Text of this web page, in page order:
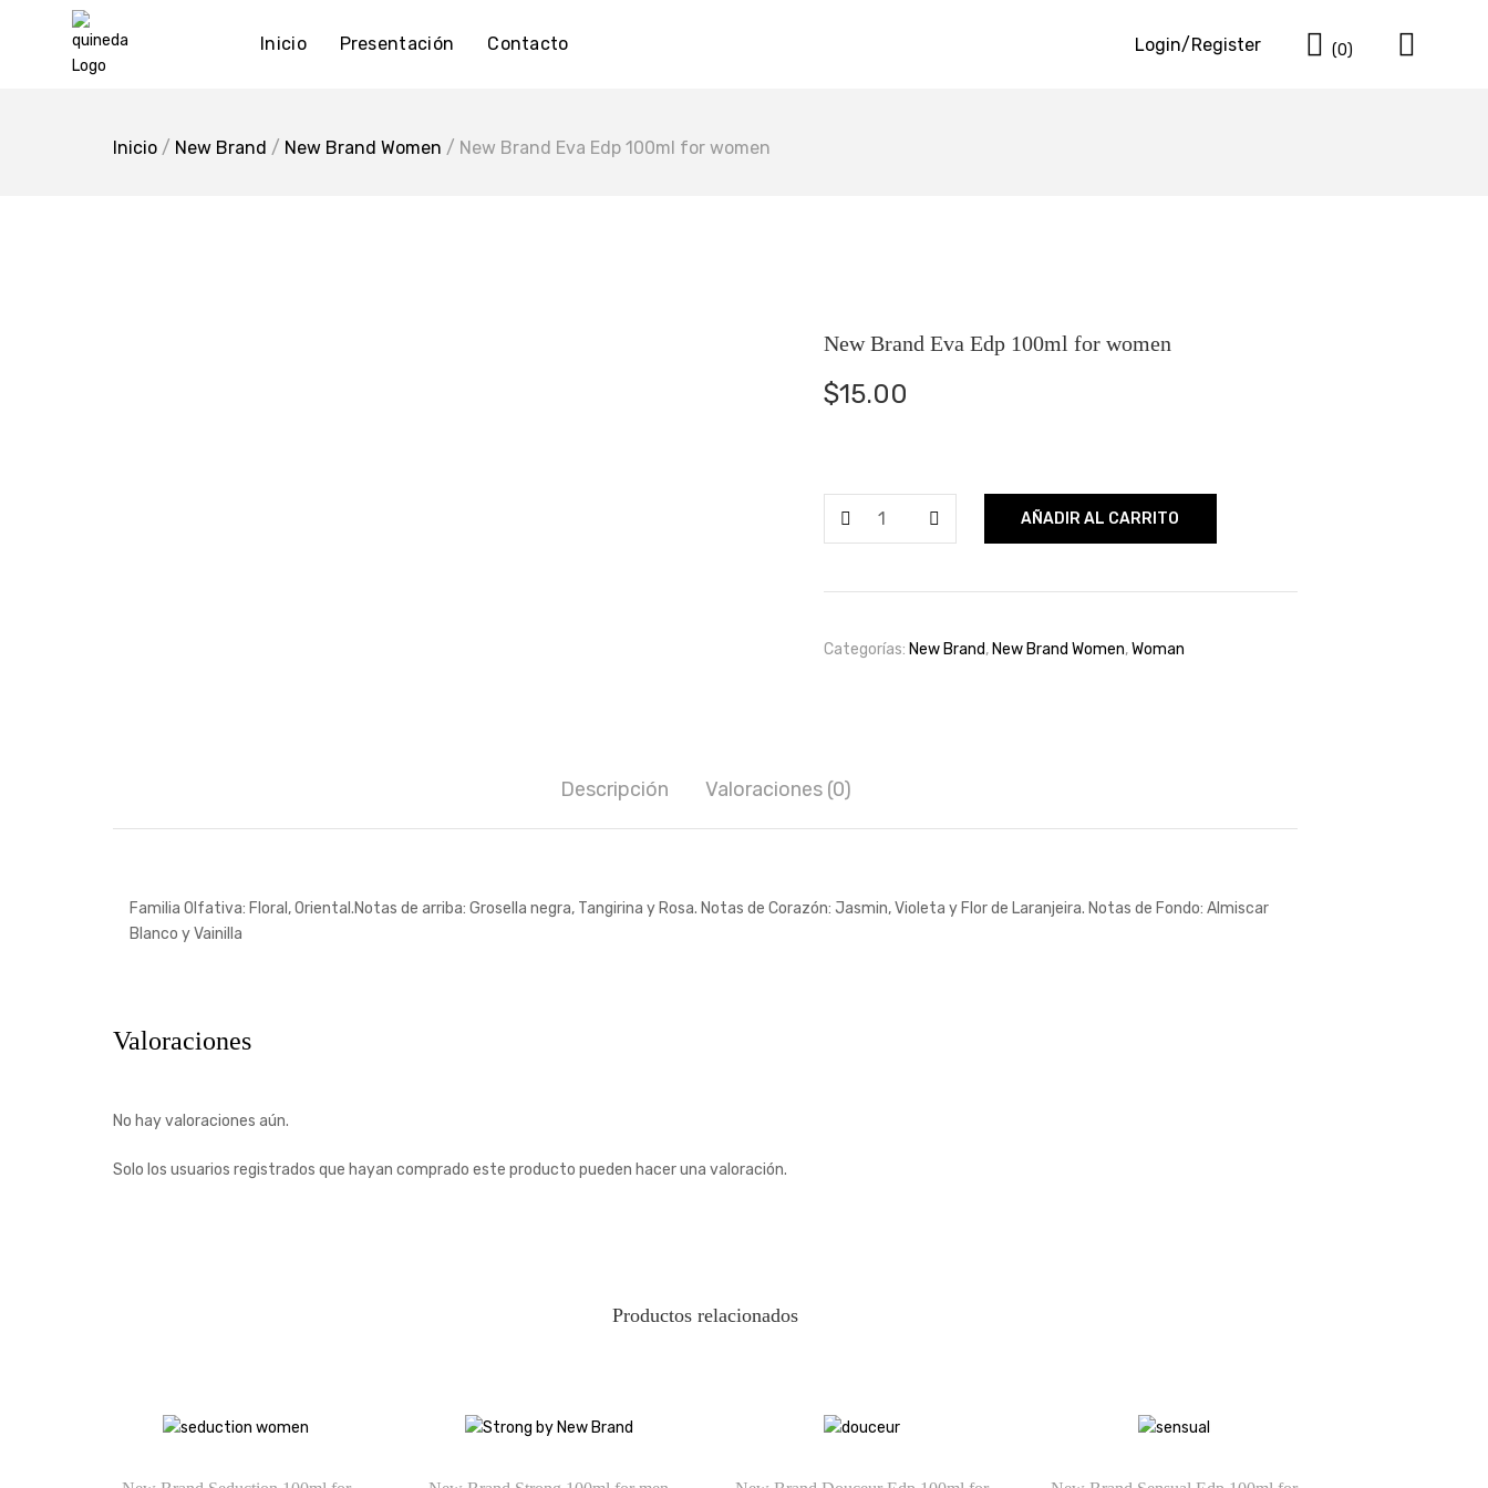
Inicio Presentación Contacto Login/Register Cart
(0)
Inicio / New Brand / New Brand Women / New Brand Eva Edp 100ml for women
New Brand Eva Edp 100ml for women
$15.00
Brand
women
AÑADIR AL CARRITO
Categorías: New Brand, New Brand Women,Woman
Descripción Valoraciones (0)
Familia Olfativa: Floral, Oriental.Notas de arriba: Grosella negra, Tangirina y Rosa. Notas de Corazón: Jasmin, Violeta y Flor de Laranjeira. Notas de Fondo: Almiscar
Blanco y Vainilla
Valoraciones
No hay valoraciones aún.
Solo los usuarios registrados que hayan comprado este producto pueden hacer una valoración.
Productos relacionados